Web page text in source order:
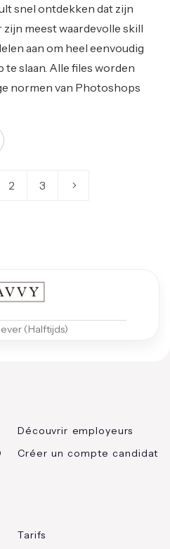
snel ontdekken dat zijn
meest waardevolle skill
aan om heel eenvoudig
slaan. Alle files worden
normen van Photoshops
2 3
(Halftijds)
Découvrir employeurs
Créer un compte candidat
Tarifs